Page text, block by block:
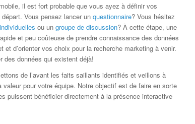
il est fort probable que vous ayez à définir vos
Vous pensez lancer unquestionnaire? Vous hésitez
ou ungroupe de discussion? À cette étape, une
et peu coûteuse de prendre connaissance des données
et d’orienter vos choix pour la recherche marketing à venir.
des données qui existent déjà!
de l’avant les faits saillants identifiés et veillons à
pour votre équipe. Notre objectif est de faire en sorte
puissent bénéficier directement à la présence interactive